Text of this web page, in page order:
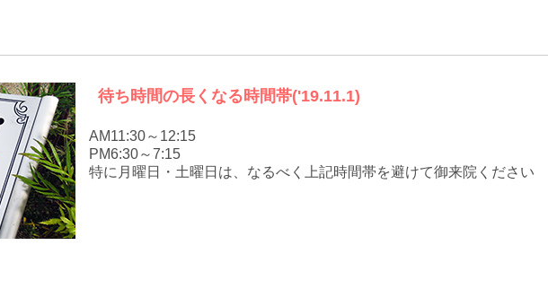
待ち時間の長くなる時間帯('19.11.1)
AM11:30～12:15
PM6:30～7:15
特に月曜日・土曜日は、なるべく上記時間帯を避けて御来院ください